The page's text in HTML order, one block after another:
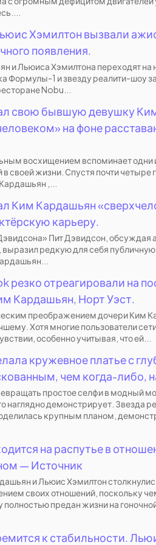
Хэмилтон вызвали
появления.
и Льюиса Хэмилтона переходят на
Формулы-1 и звезду реалити-шоу
Nobu...
свою бывшую девушку
на фоне
восхищением вспоминает одни
своей жизни. Спустя почти четыре
,...
Ким Кардашьян
карьеру.
Пит Дэвидсон, обсуждая
редкую для себя публичную
резко отреагировали на
Кардашьян, Норт Уэст.
преображением дочери Ким
Хотя многие пользователи
особенно учитывая, что ей...
кружевное платье с
чем когда-либо,
простое селфи в модный
наглядно демонстрирует. Звезда
крупным планом,
на распутье в
— Источник
и Льюис Хэмилтон
своих отношений, поскольку
предан жизни на
к стабильности.